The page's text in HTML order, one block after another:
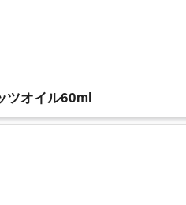
ツオイル60ml